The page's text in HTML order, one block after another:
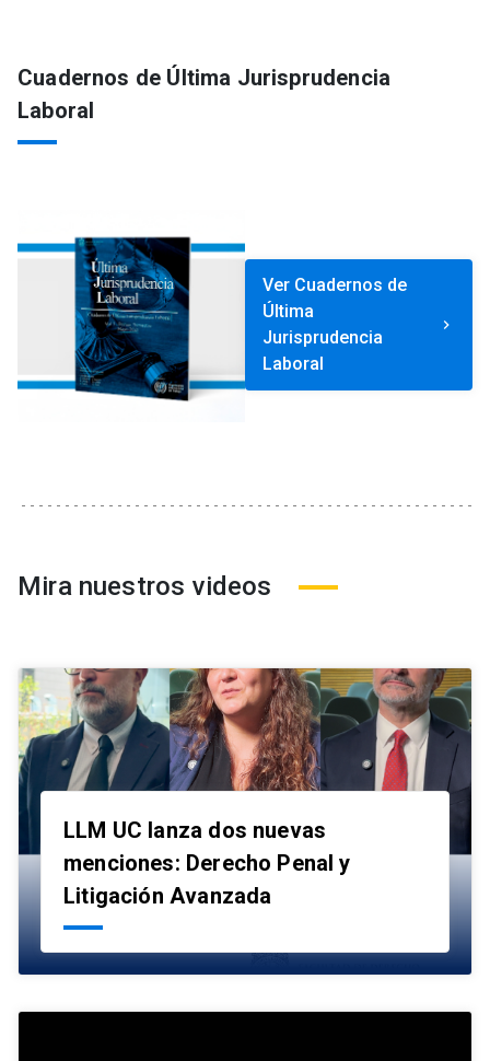
Cuadernos de Última Jurisprudencia
Laboral
Ver Cuadernos de
Última
Jurisprudencia
Laboral
keyboard_arrow_right
Mira nuestros videos
LLM UC lanza dos nuevas
menciones: Derecho Penal y
Litigación Avanzada